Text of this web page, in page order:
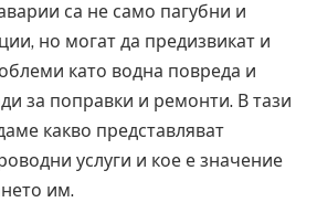
са не само пагубни и
но могат да предизвикат и
като водна повреда и
за поправки и ремонти. В тази
какво представляват
услуги и кое е значение
им.